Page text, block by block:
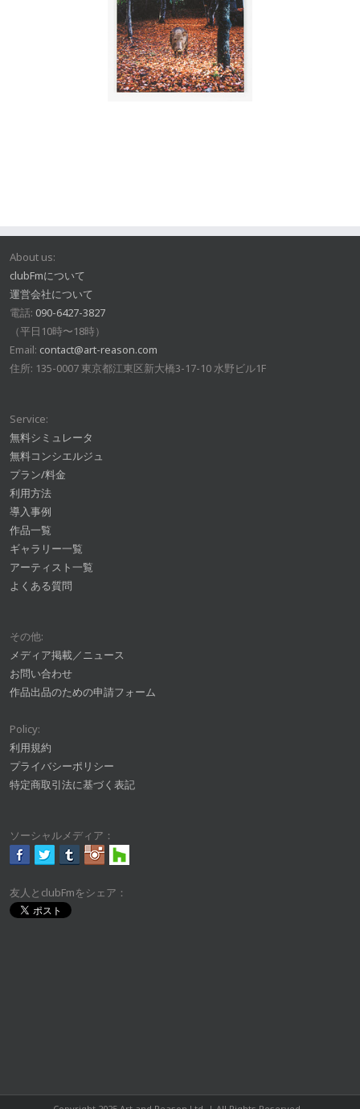
About us:
clubFmについて
運営会社について
電話: 090-6427-3827
（平日10時〜18時）
Email: contact@art-reason.com
住所: 135-0007 東京都江東区新大橋3-17-10 水野ビル1F
Service:
無料シミュレータ
無料コンシエルジュ
プラン/料金
利用方法
導入事例
作品一覧
ギャラリー一覧
アーティスト一覧
よくある質問
その他:
メディア掲載／ニュース
お問い合わせ
作品出品のための申請フォーム
Policy:
利用規約
プライバシーポリシー
特定商取引法に基づく表記
ソーシャルメディア：
友人とclubFmをシェア：